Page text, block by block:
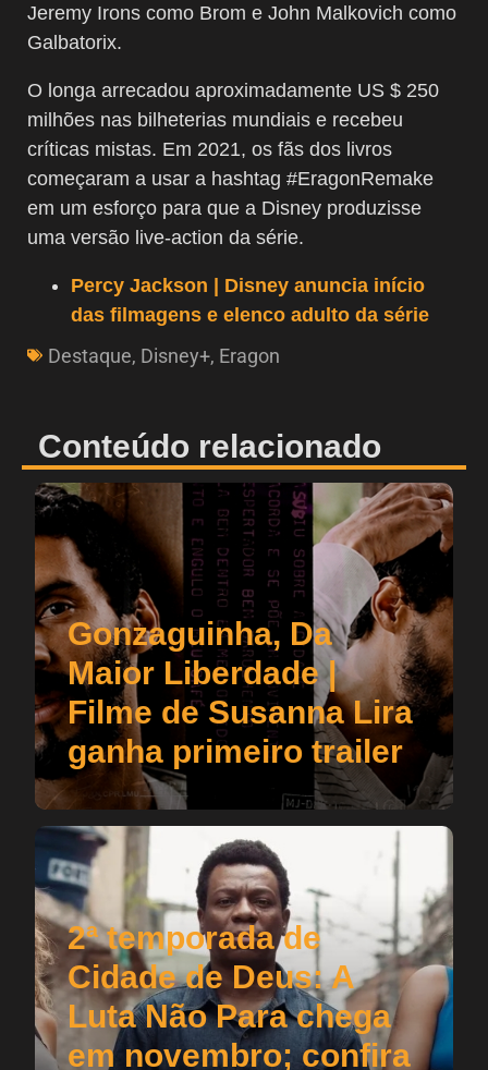
Jeremy Irons como Brom e John Malkovich como
Galbatorix.
O longa arrecadou aproximadamente US $ 250
milhões nas bilheterias mundiais e recebeu
críticas mistas. Em 2021, os fãs dos livros
começaram a usar a hashtag #EragonRemake
em um esforço para que a Disney produzisse
uma versão live-action da série.
Percy Jackson | Disney anuncia início
das filmagens e elenco adulto da série
Destaque, Disney+, Eragon
Conteúdo relacionado
Gonzaguinha, Da
Maior Liberdade |
Filme de Susanna Lira
ganha primeiro trailer
2ª temporada de
Cidade de Deus: A
Luta Não Para chega
em novembro; confira